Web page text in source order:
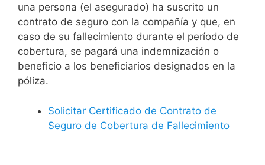
una persona (el asegurado) ha suscrito un
contrato de seguro con la compañía y que, en
caso de su fallecimiento durante el período de
cobertura, se pagará una indemnización o
beneficio a los beneficiarios designados en la
póliza.
Solicitar Certificado de Contrato de
Seguro de Cobertura de Fallecimiento